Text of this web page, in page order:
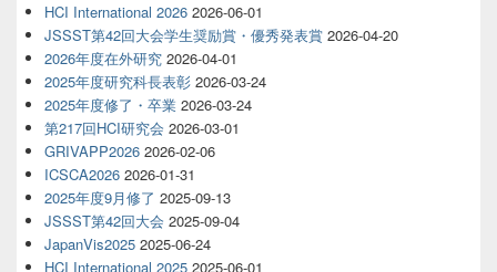
HCI International 2026 2026-06-01
JSSST第42回大会学生奨励賞・優秀発表賞 2026-04-20
2026年度在外研究 2026-04-01
2025年度研究科長表彰 2026-03-24
2025年度修了・卒業 2026-03-24
第217回HCI研究会 2026-03-01
GRIVAPP2026 2026-02-06
ICSCA2026 2026-01-31
2025年度9月修了 2025-09-13
JSSST第42回大会 2025-09-04
JapanVis2025 2025-06-24
HCI International 2025 2025-06-01